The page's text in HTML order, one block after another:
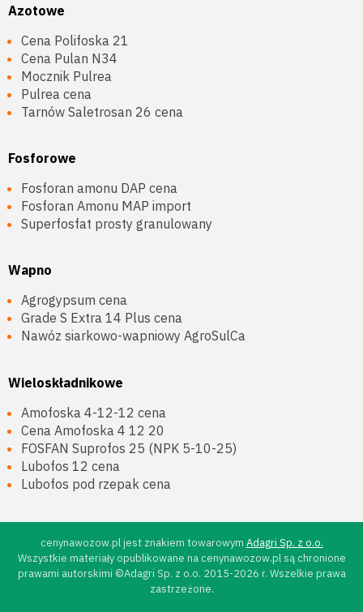
Azotowe
Cena Polifoska 21
Cena Pulan N34
Mocznik Pulrea
Pulrea cena
Tarnów Saletrosan 26 cena
Fosforowe
Fosforan amonu DAP cena
Fosforan Amonu MAP import
Superfosfat prosty granulowany
Wapno
Agrogypsum cena
Grade S Extra 14 Plus cena
Nawóz siarkowo-wapniowy AgroSulCa
Wieloskładnikowe
Amofoska 4-12-12 cena
Cena Amofoska 4 12 20
FOSFAN Suprofos 25 (NPK 5-10-25)
Lubofos 12 cena
Lubofos pod rzepak cena
cenynawozow.pl jest znakiem towarowym Adagri Sp. z o.o.
Wszystkie materiały opublikowane na cenynawozow.pl są chronione
prawami autorskimi ©Adagri Sp. z o.o. 2015-2026 r. Wszelkie prawa
zastrzeżone.